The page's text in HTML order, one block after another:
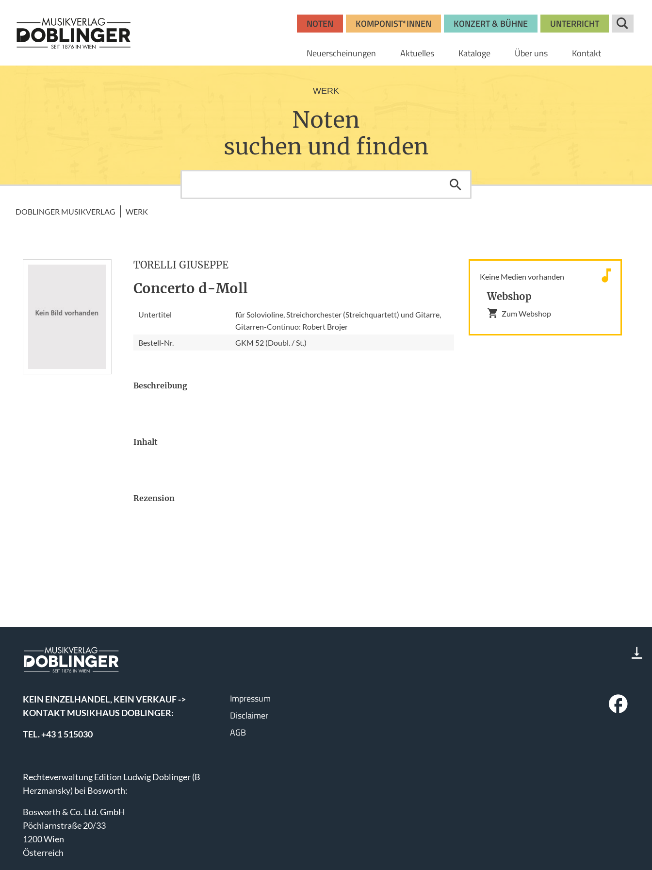
NOTEN KOMPONIST*INNEN KONZERT & BÜHNE UNTERRICHT
Neuerscheinungen Aktuelles Kataloge Über uns Kontakt
WERK
Noten
suchen und finden
DOBLINGER MUSIKVERLAG WERK
TORELLI GIUSEPPE
Concerto d-Moll
Untertitel
für Solovioline, Streichorchester (Streichquartett) und Gitarre,
Gitarren-Continuo: Robert Brojer
Bestell-Nr.
GKM 52 (Doubl. / St.)
Keine Medien vorhanden
Webshop
Zum Webshop
Beschreibung
Inhalt
Rezension
KEIN EINZELHANDEL, KEIN VERKAUF ->
KONTAKT MUSIKHAUS DOBLINGER:
TEL. +43 1 515030
Rechteverwaltung Edition Ludwig Doblinger (B
Herzmansky) bei Bosworth:
Bosworth & Co. Ltd. GmbH
Pöchlarnstraße 20/33
1200 Wien
Österreich
Impressum
Disclaimer
AGB